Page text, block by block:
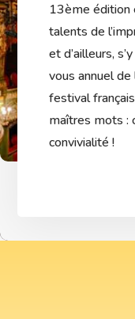
13ème édition
talents de
et d’ailleurs,
vous annuel de
festival
maîtres mots :
convivialité !